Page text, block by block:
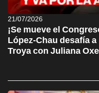
21/07/2026
¡Se mueve el
López-Chau desafía
Troya con Juliana